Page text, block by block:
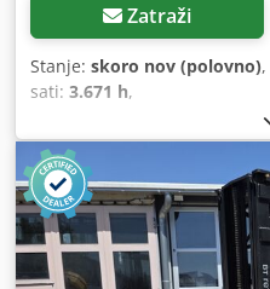
Zatraži
Stanje: skoro nov (polovno)
sati: 3.671 h,